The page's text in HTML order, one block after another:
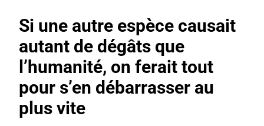
Si une autre espèce causait
autant de dégâts que
l’humanité, on ferait tout
pour s’en débarrasser au
plus vite